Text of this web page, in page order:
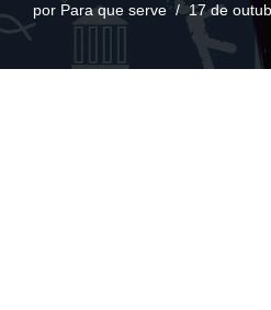
por Para que serve 17 de